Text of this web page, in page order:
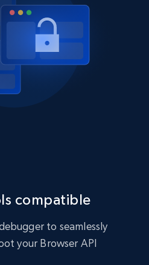
compatible
to seamlessly
your Browser API